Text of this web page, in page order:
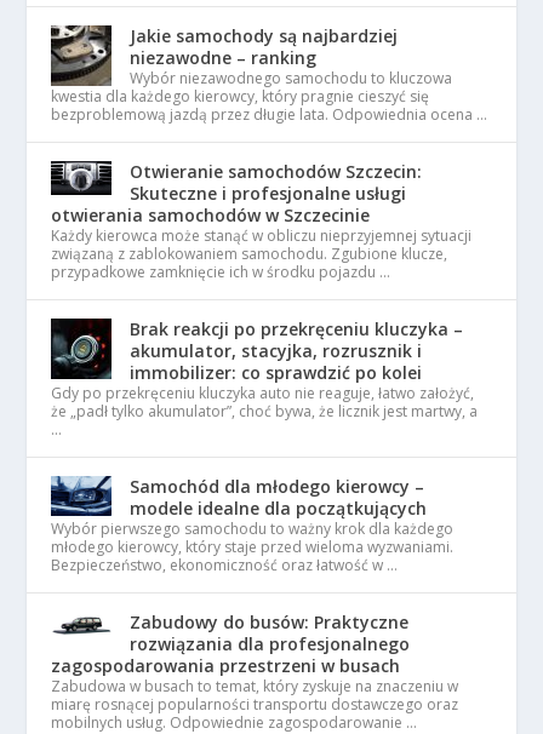
Jakie samochody są najbardziej
niezawodne – ranking
Wybór niezawodnego samochodu to kluczowa
kwestia dla każdego kierowcy, który pragnie cieszyć się
bezproblemową jazdą przez długie lata. Odpowiednia ocena …
Otwieranie samochodów Szczecin:
Skuteczne i profesjonalne usługi
otwierania samochodów w Szczecinie
Każdy kierowca może stanąć w obliczu nieprzyjemnej sytuacji
związaną z zablokowaniem samochodu. Zgubione klucze,
przypadkowe zamknięcie ich w środku pojazdu …
Brak reakcji po przekręceniu kluczyka –
akumulator, stacyjka, rozrusznik i
immobilizer: co sprawdzić po kolei
Gdy po przekręceniu kluczyka auto nie reaguje, łatwo założyć,
że „padł tylko akumulator”, choć bywa, że licznik jest martwy, a
…
Samochód dla młodego kierowcy –
modele idealne dla początkujących
Wybór pierwszego samochodu to ważny krok dla każdego
młodego kierowcy, który staje przed wieloma wyzwaniami.
Bezpieczeństwo, ekonomiczność oraz łatwość w …
Zabudowy do busów: Praktyczne
rozwiązania dla profesjonalnego
zagospodarowania przestrzeni w busach
Zabudowa w busach to temat, który zyskuje na znaczeniu w
miarę rosnącej popularności transportu dostawczego oraz
mobilnych usług. Odpowiednie zagospodarowanie …